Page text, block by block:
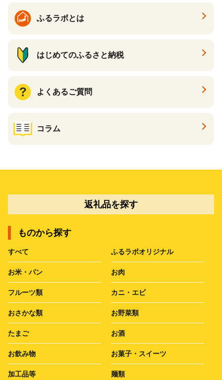
ふるラボとは
はじめてのふるさと納税
よくあるご質問
コラム
返礼品を探す
ものから探す
すべて ふるラボオリジナル
お米・パン お肉
フルーツ類 カニ・エビ
おさかな類 お野菜類
たまご お酒
お飲み物 お菓子・スイーツ
加工品等 麺類